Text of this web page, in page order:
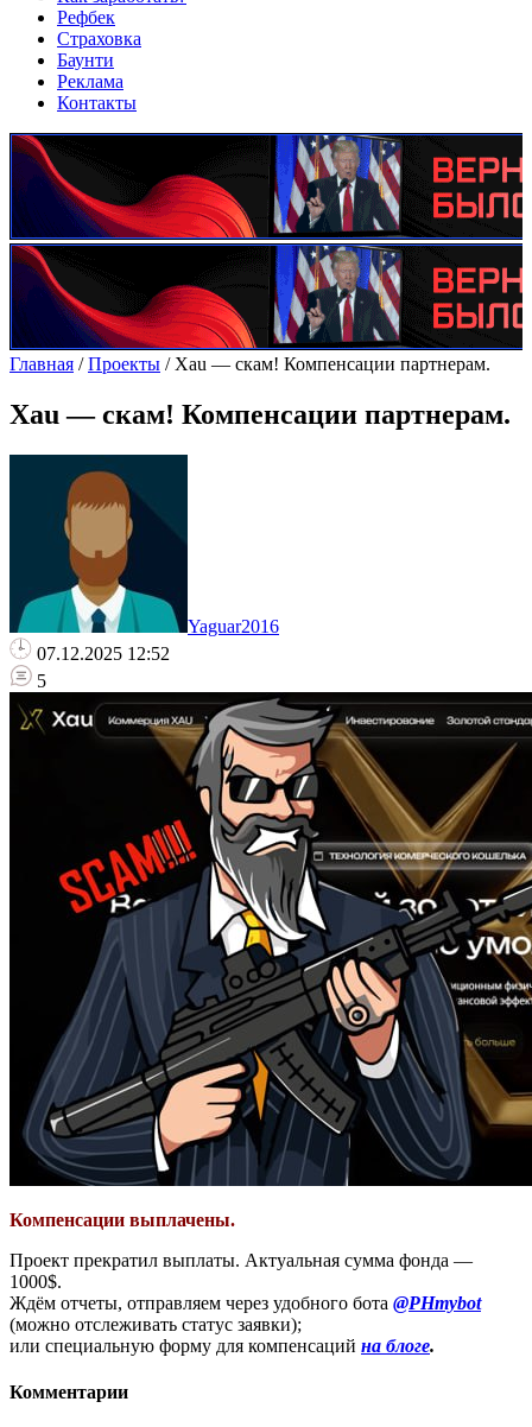
Рефбек
Страховка
Баунти
Реклама
Контакты
Главная /Проекты / Xau — скам! Компенсации партнерам.
Xau — скам! Компенсации партнерам.
Yaguar2016
07.12.2025 12:52
5
Компенсации выплачены.
Проект прекратил выплаты. Актуальная сумма фонда —
1000$.
Ждём отчеты, отправляем через удобного бота @PHmybot
(можно отслеживать статус заявки);
или специальную форму для компенсаций на блоге.
Комментарии